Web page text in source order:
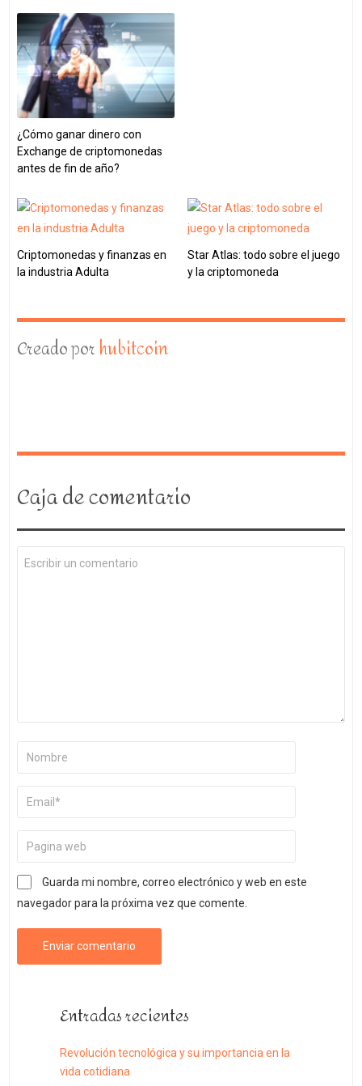
¿Cómo ganar dinero con
Exchange de criptomonedas
antes de fin de año?
Criptomonedas y finanzas en
la industria Adulta
Star Atlas: todo sobre el juego
y la criptomoneda
Creado porhubitcoin
Caja de comentario
Guarda mi nombre, correo electrónico y web en este
navegador para la próxima vez que comente.
Entradas recientes
Revolución tecnológica y su importancia en la
vida cotidiana